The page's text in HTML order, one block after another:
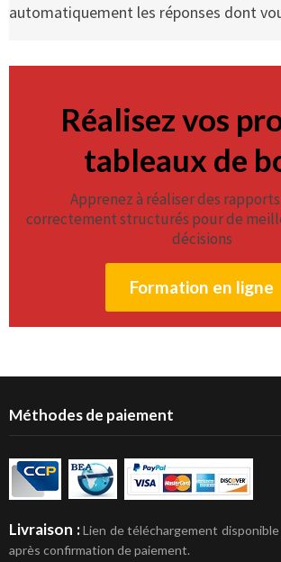
automatiquement les réponses dont
Réalisez vos
tableaux de
Apprenez à réaliser des
correctement structurés pour de
décisions
Formation en ligne
Méthodes de paiement
Livraison :Lien de téléchargement disponible
après confirmation de paiement.